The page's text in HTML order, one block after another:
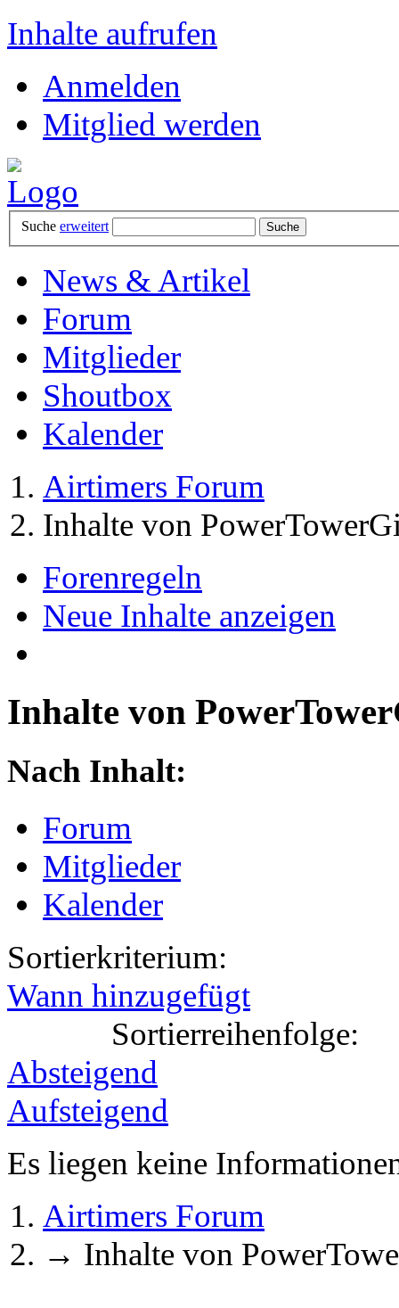
Inhalte aufrufen
Anmelden
Mitglied werden
Suche erweitert
News & Artikel
Forum
Mitglieder
Shoutbox
Kalender
Airtimers Forum
Inhalte von
Forenregeln
Neue Inhalte anzeigen
Inhalte von
Nach Inhalt:
Forum
Mitglieder
Kalender
Sortierkriterium:
Wann hinzugefügt
Sortierreihenfolge:
Absteigend
Aufsteigend
Es liegen keine
Airtimers Forum
→ Inhalte von